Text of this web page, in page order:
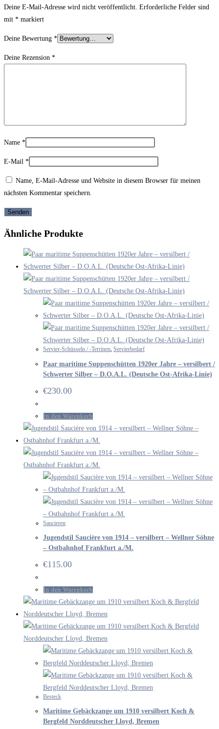
Deine E-Mail-Adresse wird nicht veröffentlicht. Erforderliche Felder sind
mit * markiert
Deine Bewertung *
Deine Rezension *
Name *
E-Mail *
Name, E-Mail-Adresse und Website in diesem Browser für meinen
nächsten Kommentar speichern.
Ähnliche Produkte
Servier-Schüsseln / -Terrinen, Servierbedarf
Paar maritime Suppenschütten 1920er Jahre – versilbert /
Schwerter Silber – D.O.A.L. (Deutsche Ost-Afrika-Linie)
€230.00
In den Warenkorb
Saucieren
Jugendstil Saucière von 1914 – versilbert – Wellner Söhne
– Ostbahnhof Frankfurt a./M.
€115.00
In den Warenkorb
Besteck
Maritime Gebäckzange um 1910 versilbert Koch &
Bergfeld Norddeutscher Lloyd, Bremen